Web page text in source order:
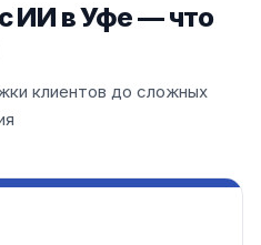
ИИ в Уфе — что
клиентов до сложных